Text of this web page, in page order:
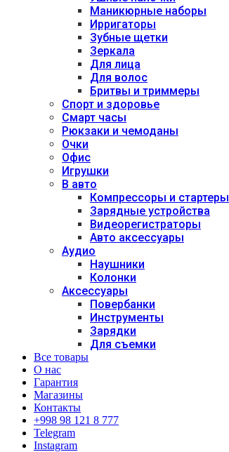
Маникюрные наборы
Ирригаторы
Зубные щетки
Зеркала
Для лица
Для волос
Бритвы и триммеры
Спорт и здоровье
Смарт часы
Рюкзаки и чемоданы
Очки
Офис
Игрушки
В авто
Компрессоры и стартеры
Зарядные устройства
Видеорегистраторы
Авто аксессуары
Аудио
Наушники
Колонки
Аксессуары
Повербанки
Инструменты
Зарядки
Для съемки
Все товары
О нас
Гарантия
Магазины
Контакты
+998 98 121 8 777
Telegram
Instagram